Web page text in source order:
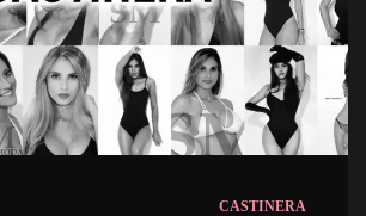
CASTINERA